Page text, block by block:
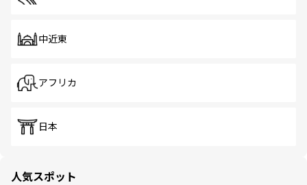
中近東
アフリカ
日本
人気スポット